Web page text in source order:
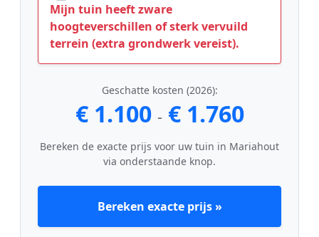
Mijn tuin heeft zware
hoogteverschillen of sterk vervuild
terrein (extra grondwerk vereist).
Geschatte kosten (2026):
€ 1.100 - € 1.760
Bereken de exacte prijs voor uw tuin in Mariahout
via onderstaande knop.
Bereken exacte prijs »